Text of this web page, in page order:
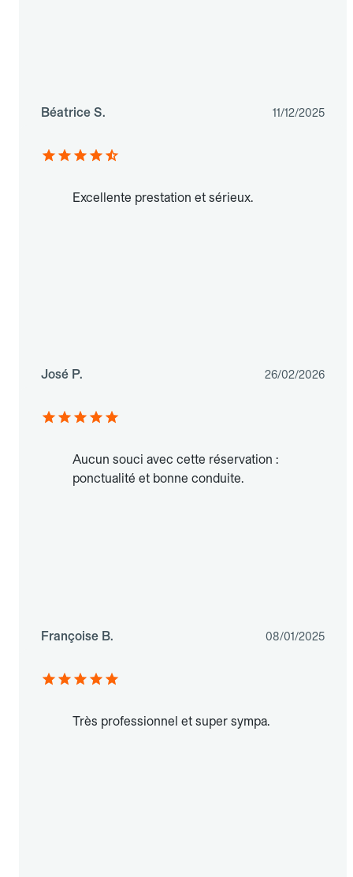
Béatrice S. 11/12/2025
Excellente prestation et sérieux.
José P. 26/02/2026
Aucun souci avec cette réservation :
ponctualité et bonne conduite.
Françoise B. 08/01/2025
Très professionnel et super sympa.